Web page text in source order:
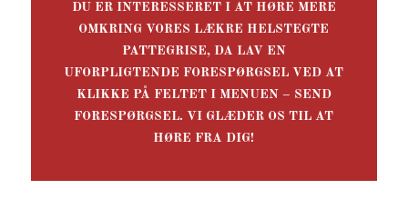
DU ER INTERESSERET I AT HØRE MERE
OMKRING VORES LÆKRE HELSTEGTE
PATTEGRISE, DA LAV EN
UFORPLIGTENDE FORESPØRGSEL VED AT
KLIKKE PÅ FELTET I MENUEN – SEND
FORESPØRGSEL. VI GLÆDER OS TIL AT
HØRE FRA DIG!